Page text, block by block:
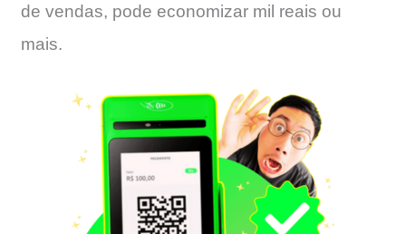
de vendas, pode economizar mil reais ou
mais.